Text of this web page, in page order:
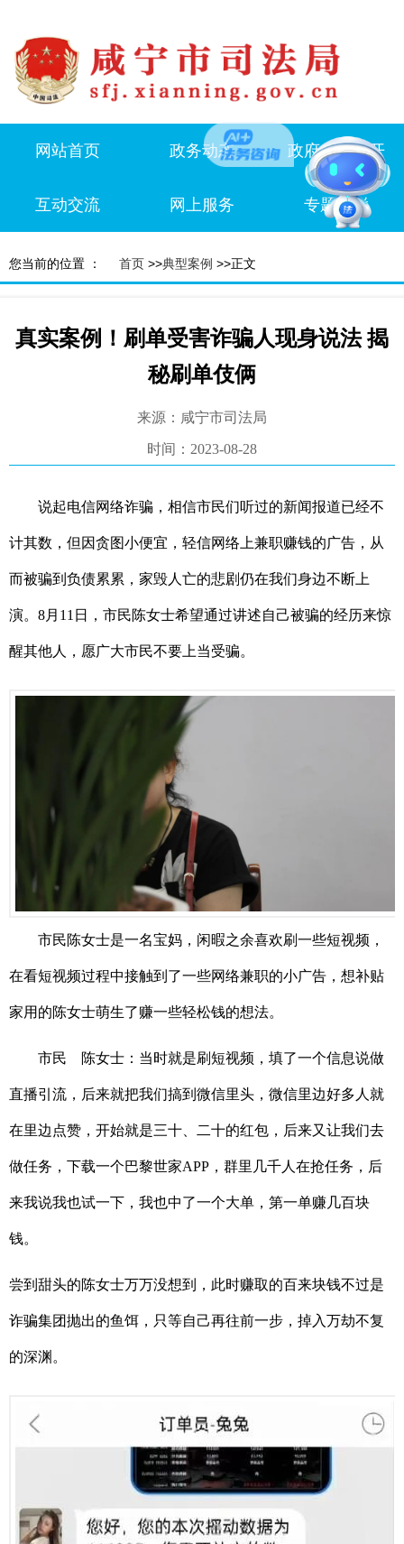
网站首页 政务动态 政府信息公开
互动交流 网上服务 专题专栏
您当前的位置 ： 首页 >>典型案例 >>正文
真实案例！刷单受害诈骗人现身说法 揭
秘刷单伎俩
来源：咸宁市司法局
时间：2023-08-28
说起电信网络诈骗，相信市民们听过的新闻报道已经不
计其数，但因贪图小便宜，轻信网络上兼职赚钱的广告，从
而被骗到负债累累，家毁人亡的悲剧仍在我们身边不断上
演。8月11日，市民陈女士希望通过讲述自己被骗的经历来惊
醒其他人，愿广大市民不要上当受骗。
市民陈女士是一名宝妈，闲暇之余喜欢刷一些短视频，
在看短视频过程中接触到了一些网络兼职的小广告，想补贴
家用的陈女士萌生了赚一些轻松钱的想法。
市民 陈女士：当时就是刷短视频，填了一个信息说做
直播引流，后来就把我们搞到微信里头，微信里边好多人就
在里边点赞，开始就是三十、二十的红包，后来又让我们去
做任务，下载一个巴黎世家APP，群里几千人在抢任务，后
来我说我也试一下，我也中了一个大单，第一单赚几百块
钱。
尝到甜头的陈女士万万没想到，此时赚取的百来块钱不过是
诈骗集团抛出的鱼饵，只等自己再往前一步，掉入万劫不复
的深渊。